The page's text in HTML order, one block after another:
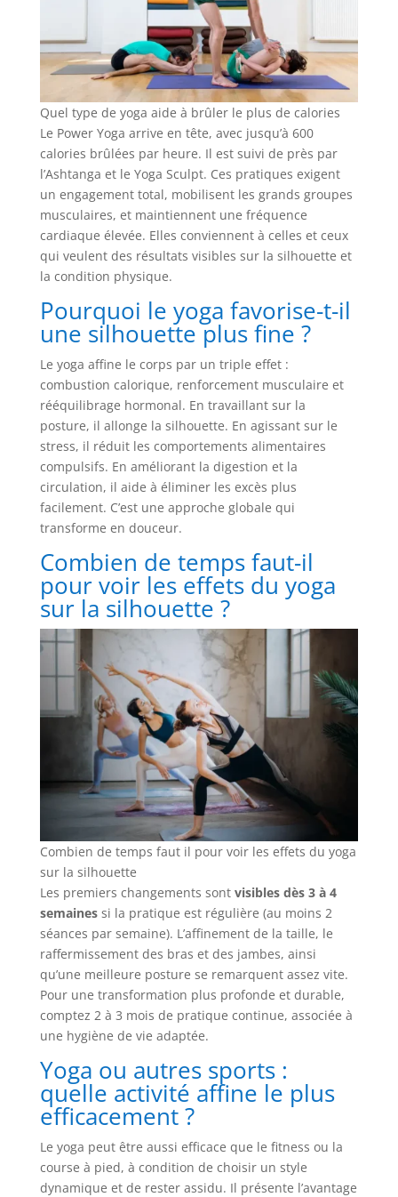
Quel type de yoga aide à brûler le plus de calories
Le Power Yoga arrive en tête, avec jusqu’à 600
calories brûlées par heure. Il est suivi de près par
l’Ashtanga et le Yoga Sculpt. Ces pratiques exigent
un engagement total, mobilisent les grands groupes
musculaires, et maintiennent une fréquence
cardiaque élevée. Elles conviennent à celles et ceux
qui veulent des résultats visibles sur la silhouette et
la condition physique.
Pourquoi le yoga favorise-t-il
une silhouette plus fine ?
Le yoga affine le corps par un triple effet :
combustion calorique, renforcement musculaire et
rééquilibrage hormonal. En travaillant sur la
posture, il allonge la silhouette. En agissant sur le
stress, il réduit les comportements alimentaires
compulsifs. En améliorant la digestion et la
circulation, il aide à éliminer les excès plus
facilement. C’est une approche globale qui
transforme en douceur.
Combien de temps faut-il
pour voir les effets du yoga
sur la silhouette ?
Combien de temps faut il pour voir les effets du yoga
sur la silhouette
Les premiers changements sont visibles dès 3 à 4
semaines si la pratique est régulière (au moins 2
séances par semaine). L’affinement de la taille, le
raffermissement des bras et des jambes, ainsi
qu’une meilleure posture se remarquent assez vite.
Pour une transformation plus profonde et durable,
comptez 2 à 3 mois de pratique continue, associée à
une hygiène de vie adaptée.
Yoga ou autres sports :
quelle activité affine le plus
efficacement ?
Le yoga peut être aussi efficace que le fitness ou la
course à pied, à condition de choisir un style
dynamique et de rester assidu. Il présente l’avantage